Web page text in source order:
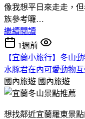
像我想平日來走走，
族參考囉…
繼續閱讀
1週前
【宜蘭小旅行】冬山
水豚君在內可愛動物
國內旅遊 國內旅遊
想找鄰近宜蘭羅東景